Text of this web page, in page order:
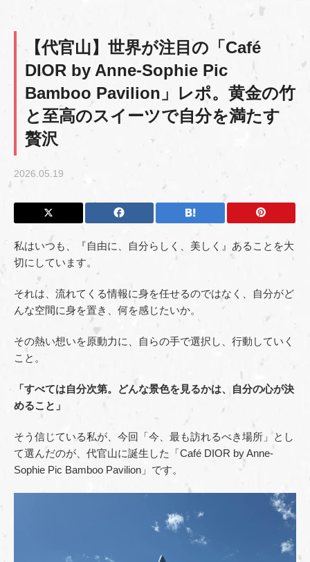
【代官山】世界が注目の「Café
DIOR by Anne-Sophie Pic
Bamboo Pavilion」レポ。黄金の竹
と至高のスイーツで自分を満たす
贅沢
2026.05.19
私はいつも、『自由に、自分らしく、美しく』あることを大
切にしています。
それは、流れてくる情報に身を任せるのではなく、自分がど
んな空間に身を置き、何を感じたいか。
その熱い想いを原動力に、自らの手で選択し、行動していく
こと。
「すべては自分次第。どんな景色を見るかは、自分の心が決
めること」
そう信じている私が、今回「今、最も訪れるべき場所」とし
て選んだのが、代官山に誕生した「Café DIOR by Anne-
Sophie Pic Bamboo Pavilion」です。